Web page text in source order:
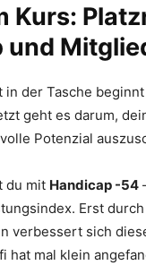
Kurs:
und
der Tasche
geht es darum,
Potenzial
du mit Handicap -54
Erst durch
verbessert sich
hat mal klein